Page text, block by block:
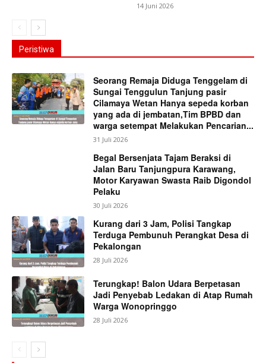
14 Juni 2026
Peristiwa
Seorang Remaja Diduga Tenggelam di
Sungai Tenggulun Tanjung pasir
Cilamaya Wetan Hanya sepeda korban
yang ada di jembatan,Tim BPBD dan
warga setempat Melakukan Pencarian...
31 Juli 2026
Begal Bersenjata Tajam Beraksi di
Jalan Baru Tanjungpura Karawang,
Motor Karyawan Swasta Raib Digondol
Pelaku
30 Juli 2026
Kurang dari 3 Jam, Polisi Tangkap
Terduga Pembunuh Perangkat Desa di
Pekalongan
28 Juli 2026
Terungkap! Balon Udara Berpetasan
Jadi Penyebab Ledakan di Atap Rumah
Warga Wonopringgo
28 Juli 2026